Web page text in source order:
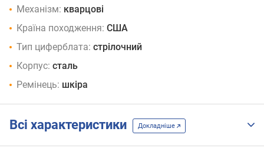
Механізм: кварцові
Країна походження: США
Тип циферблата: стрілочний
Корпус: сталь
Ремінець: шкіра
Всі характеристики Докладніше